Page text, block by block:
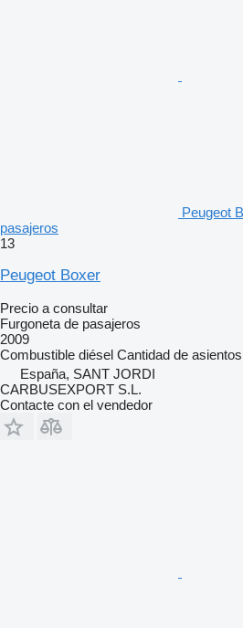
Peugeot
pasajeros
13
Peugeot Boxer
Precio a consultar
Furgoneta de pasajeros
2009
Combustible diésel Cantidad de asientos
España, SANT JORDI
CARBUSEXPORT S.L.
Contacte con el vendedor